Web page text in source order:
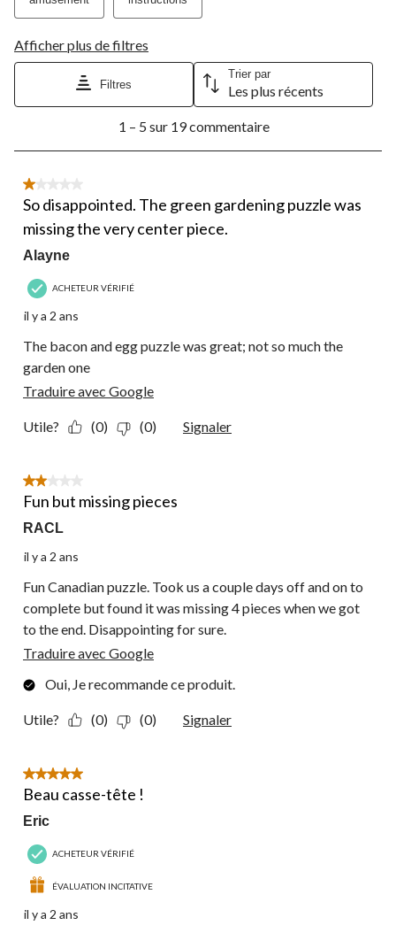
Afficher plus de filtres
Filtres
Trier par
Les plus récents
5
19
commentaire.
1 – 5 sur 19 commentaire
1 étoile(s) sur 5.
So disappointed. The green gardening puzzle was
missing the very center piece.
Alayne
ACHETEUR VÉRIFIÉ
il y a 2 ans
The bacon and egg puzzle was great; not so much the
garden one
Traduire avec Google
Utile? (0) (0) Signaler
2 étoile(s) sur 5.
Fun but missing pieces
RACL
il y a 2 ans
Fun Canadian puzzle. Took us a couple days off and on to
complete but found it was missing 4 pieces when we got
to the end. Disappointing for sure.
Traduire avec Google
Oui, Je recommande ce produit.
Utile? (0) (0) Signaler
5 étoile(s) sur 5.
Beau casse-tête !
Eric
ACHETEUR VÉRIFIÉ
ÉVALUATION INCITATIVE
il y a 2 ans